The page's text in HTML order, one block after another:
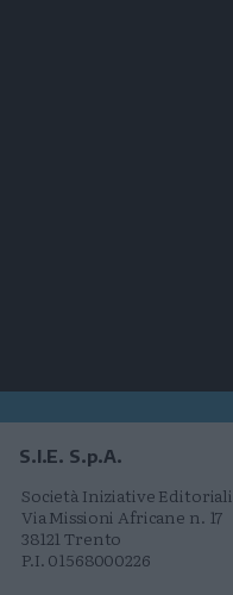
S.I.E. S.p.A.
Società Iniziative Editoriali
Via Missioni Africane n. 17
38121 Trento
P.I. 01568000226